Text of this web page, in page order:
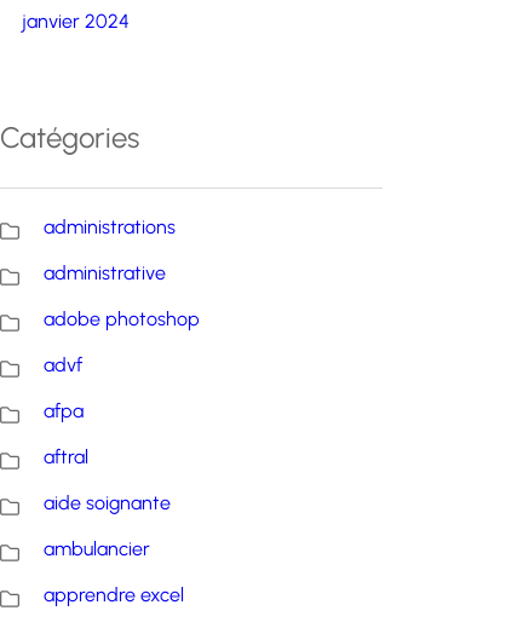
janvier 2024
Catégories
administrations
administrative
adobe photoshop
advf
afpa
aftral
aide soignante
ambulancier
apprendre excel